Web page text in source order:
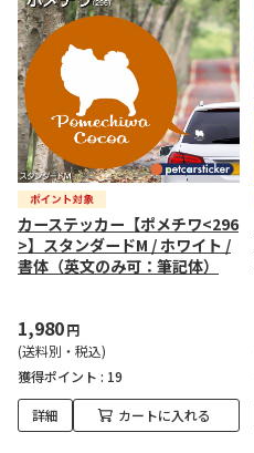
カーステッカー【ポメチワ<296
>】スタンダードM / ホワイト /
書体（英文のみ可：筆記体）
1,980円
(送料別・税込)
獲得ポイント : 19
詳細 カートに入れる